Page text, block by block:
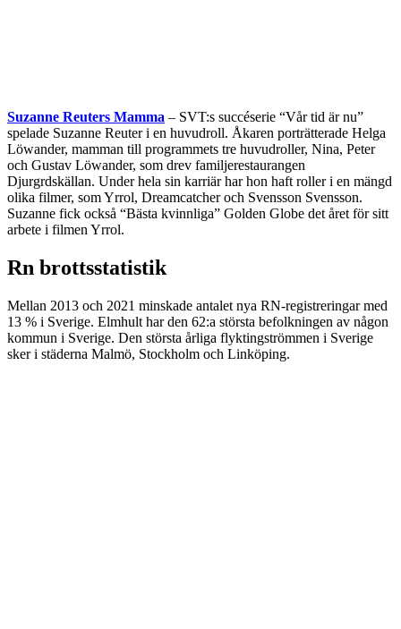
Suzanne Reuters Mamma – SVT:s succéserie “Vår tid är nu”
spelade Suzanne Reuter i en huvudroll. Åkaren porträtterade Helga
Löwander, mamman till programmets tre huvudroller, Nina, Peter
och Gustav Löwander, som drev familjerestaurangen
Djurgrdskällan. Under hela sin karriär har hon haft roller i en mängd
olika filmer, som Yrrol, Dreamcatcher och Svensson Svensson.
Suzanne fick också “Bästa kvinnliga” Golden Globe det året för sitt
arbete i filmen Yrrol.
Rn brottsstatistik
Mellan 2013 och 2021 minskade antalet nya RN-registreringar med
13 % i Sverige. Elmhult har den 62:a största befolkningen av någon
kommun i Sverige. Den största årliga flyktingströmmen i Sverige
sker i städerna Malmö, Stockholm och Linköping.